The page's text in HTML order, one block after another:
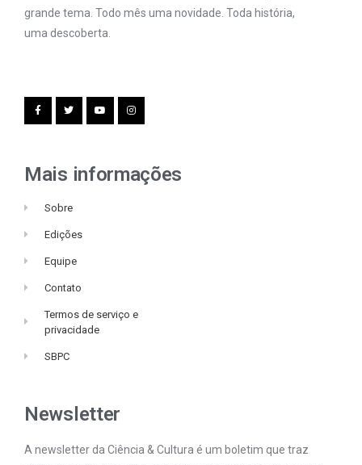
grande tema. Todo mês uma novidade. Toda história,
uma descoberta.
Mais informações
Sobre
Edições
Equipe
Contato
Termos de serviço e
privacidade
SBPC
Newsletter
A newsletter da Ciência & Cultura é um boletim que traz